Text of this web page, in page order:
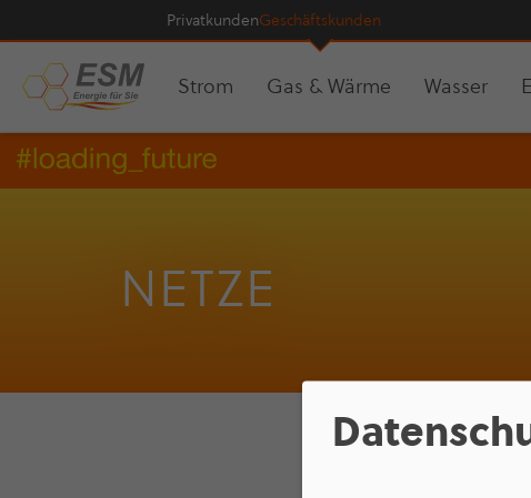
Pri­vat­kun­denGeschäfts­kun­den
Strom Gas & Wärme Wasser
NETZE